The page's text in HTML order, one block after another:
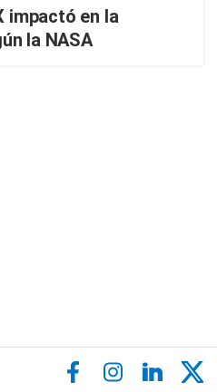
impactó en la
la NASA